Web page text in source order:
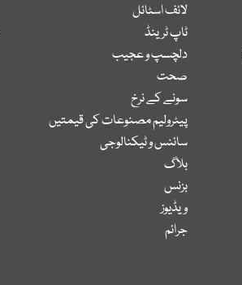
لائف اسٹائل
ٹاپ ٹرینڈ
دلچسپ و عجیب
صحت
سونے کے نرخ
پیٹرولیم مصنوعات کی قیمتیں
سائنس و ٹیکنالوجی
بلاگ
بزنس
ویڈیوز
جرائم